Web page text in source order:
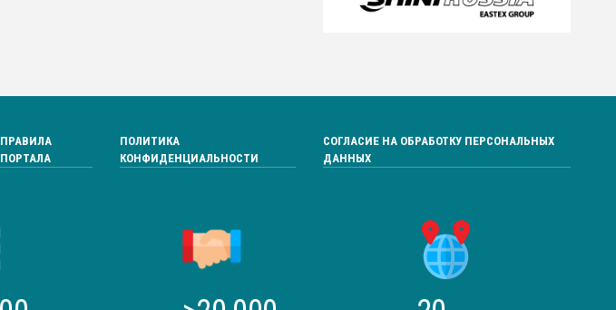
ПРАВИЛА
ПОРТАЛА
ПОЛИТИКА
КОНФИДЕНЦИАЛЬНОСТИ
СОГЛАСИЕ НА ОБРАБОТКУ ПЕРСОНАЛЬНЫХ
ДАННЫХ